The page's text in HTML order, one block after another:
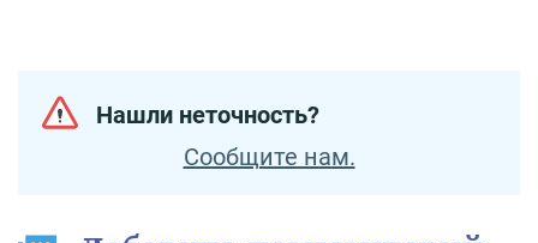
Нашли неточность?
Сообщите нам.